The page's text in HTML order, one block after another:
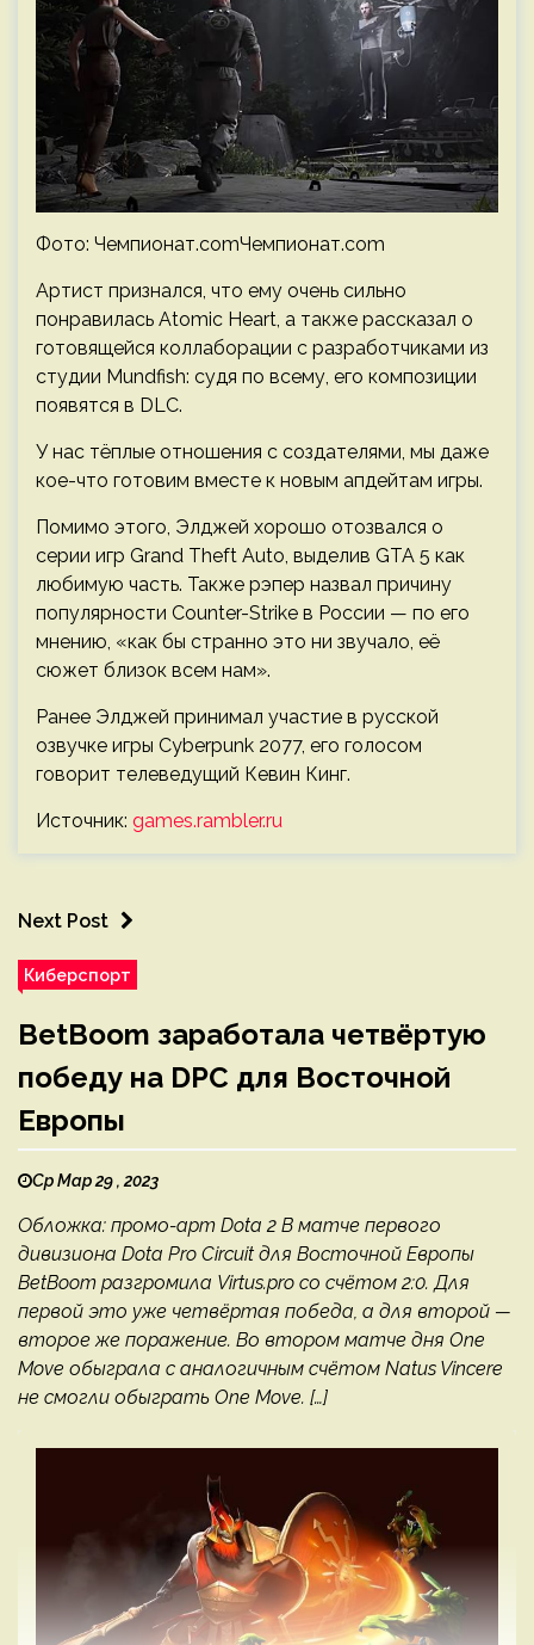
Фото: Чемпионат.comЧемпионат.com
Артист признался, что ему очень сильно
понравилась Atomic Heart, а также рассказал о
готовящейся коллаборации с разработчиками из
студии Mundfish: судя по всему, его композиции
появятся в DLC.
У нас тёплые отношения с создателями, мы даже
кое-что готовим вместе к новым апдейтам игры.
Помимо этого, Элджей хорошо отозвался о
серии игр Grand Theft Auto, выделив GTA 5 как
любимую часть. Также рэпер назвал причину
популярности Counter-Strike в России — по его
мнению, «как бы странно это ни звучало, её
сюжет близок всем нам».
Ранее Элджей принимал участие в русской
озвучке игры Cyberpunk 2077, его голосом
говорит телеведущий Кевин Кинг.
Источник: games.rambler.ru
Next Post
Киберспорт
BetBoom заработала четвёртую
победу на DPC для Восточной
Европы
Ср Мар 29 , 2023
Обложка: промо-арт Dota 2 В матче первого
дивизиона Dota Pro Circuit для Восточной Европы
BetBoom разгромила Virtus.pro со счётом 2:0. Для
первой это уже четвёртая победа, а для второй —
второе же поражение. Во втором матче дня One
Move обыграла с аналогичным счётом Natus Vincere
не смогли обыграть One Move. […]